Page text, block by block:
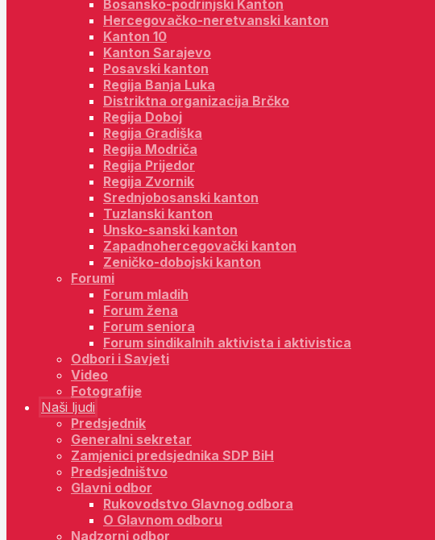
Bosansko-podrinjski Kanton
Hercegovačko-neretvanski kanton
Kanton 10
Kanton Sarajevo
Posavski kanton
Regija Banja Luka
Distriktna organizacija Brčko
Regija Doboj
Regija Gradiška
Regija Modriča
Regija Prijedor
Regija Zvornik
Srednjobosanski kanton
Tuzlanski kanton
Unsko-sanski kanton
Zapadnohercegovački kanton
Zeničko-dobojski kanton
Forumi
Forum mladih
Forum žena
Forum seniora
Forum sindikalnih aktivista i aktivistica
Odbori i Savjeti
Video
Fotografije
Naši ljudi
Predsjednik
Generalni sekretar
Zamjenici predsjednika SDP BiH
Predsjedništvo
Glavni odbor
Rukovodstvo Glavnog odbora
O Glavnom odboru
Nadzorni odbor